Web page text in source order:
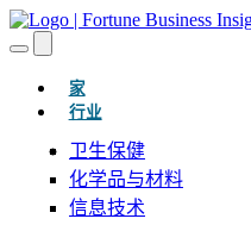
家(当前的)
行业
卫生保健
化学品与材料
信息技术